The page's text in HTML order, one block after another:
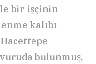
ile bir işçinin
kalıbı
bulunmuş,